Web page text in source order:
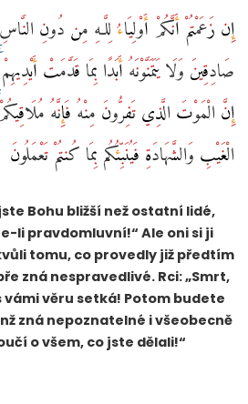
إِن زَعَمْتُمْ أَنَّكُمْ أَوْلِيَاءُ لِلَّـهِ مِن دُونِ
صَادِقِينَ وَلَا يَتَمَنَّوْنَهُ أَبَدًا بِمَا قَدَّمَتْ
إِنَّ الْمَوْتَ الَّذِي تَفِرُّونَ مِنْهُ فَإِنَّهُ
الْغَيْبِ وَالشَّهَادَةِ فَيُنَبِّئُكُم بِمَا كُنتُمْ تَعْمَلُونَ
Bohu bližší než ostatní lidé,
li pravdomluvní!“ Ale oni si ji
tomu, co provedly již předtím
zná nespravedlivé. Rci: „Smrt,
vámi věru setká! Potom budete
zná nepoznatelné i všeobecně
o všem, co jste dělali!“